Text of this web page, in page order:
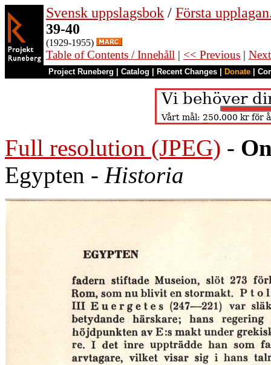
Svensk uppslagsbok / Första
39-40
(1929-1955)
Table of Contents / Innehåll | << Previous |
Project Runeberg Catalog Recent Changes Donate
Full resolution (JPEG) -
Egypten - Historia